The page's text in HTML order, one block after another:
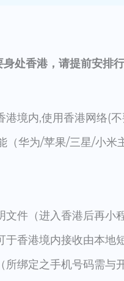
处香港，请提前安排
港境内,使用香港网络(
（华为/苹果/三星/小米
件（进入香港后再小
于香港境内接收由本地
所绑定之手机号码需与